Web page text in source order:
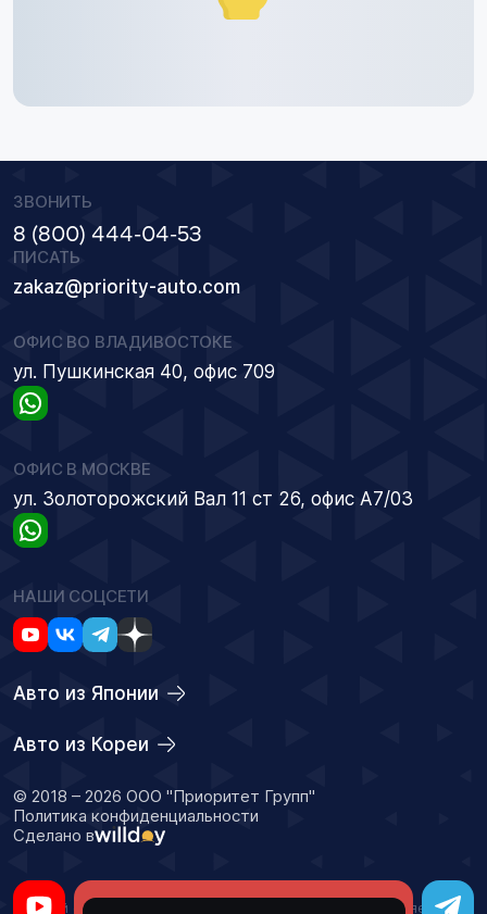
ЗВОНИТЬ
8 (800) 444-04-53
ПИСАТЬ
zakaz@priority-auto.com
ОФИС ВО ВЛАДИВОСТОКЕ
ул. Пушкинская 40, офис 709
ОФИС В МОСКВЕ
ул. Золоторожский Вал 11 ст 26, офис А7/03
НАШИ СОЦСЕТИ
Авто из Японии
Авто из Кореи
© 2018 – 2026 ООО "Приоритет Групп"
Политика конфиденциальности
Сделано в
Данный сайт носит информационный характер и не является